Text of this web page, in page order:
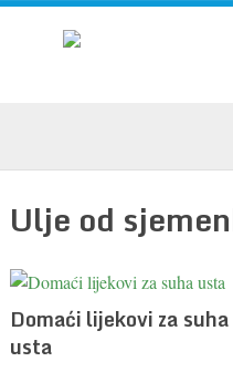
Ulje od
Domaći lijekovi za suha
usta